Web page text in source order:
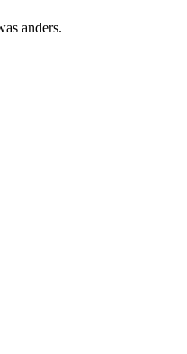
anders.